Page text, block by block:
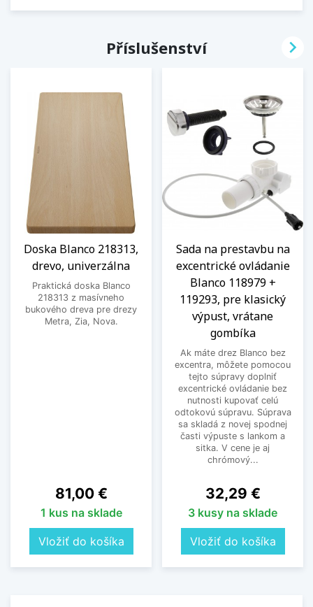
Příslušenství
Doska Blanco 218313,
drevo, univerzálna
Praktická doska Blanco
218313 z masívneho
bukového dreva pre drezy
Metra, Zia, Nova.
Cena
81,00 €
1 kus na sklade
Vložiť do košíka
Sada na prestavbu na
excentrické ovládanie
Blanco 118979 +
119293, pre klasický
výpust, vrátane
gombíka
Ak máte drez Blanco bez
excentra, môžete pomocou
tejto súpravy doplniť
excentrické ovládanie bez
nutnosti kupovať celú
odtokovú súpravu. Súprava
sa skladá z novej spodnej
časti výpuste s lankom a
sitka. V cene je aj
chrómový...
Cena
32,29 €
3 kusy na sklade
Vložiť do košíka
